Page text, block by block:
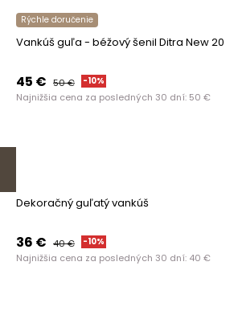
Rýchle doručenie
Vankúš guľa - béžový šenil Ditra New 20
45 € 50€ -10%
Najnižšia cena za posledných 30 dní: 50 €
Dekoračný guľatý vankúš
36 € 40€ -10%
Najnižšia cena za posledných 30 dní: 40 €